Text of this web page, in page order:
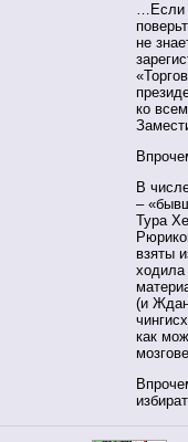
…Если
не
ко
В
–
Тура
взяты
ходила
(и
как